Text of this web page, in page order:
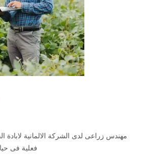
مهندس زراعى لدى الشركة الالمانية لابادة
فعلية فى